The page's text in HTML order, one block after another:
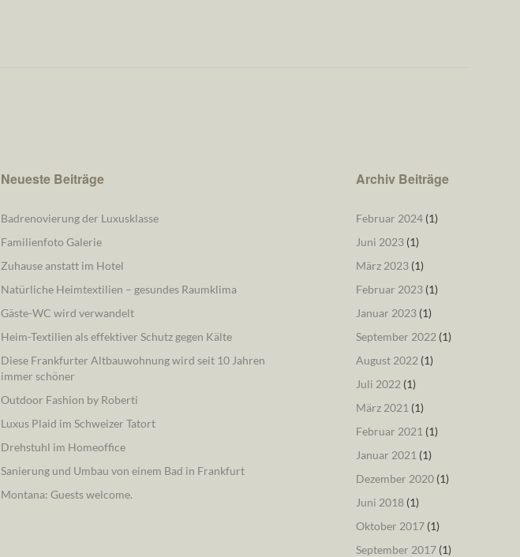
Neueste Beiträge
Badrenovierung der Luxusklasse
Familienfoto Galerie
Zuhause anstatt im Hotel
Natürliche Heimtextilien – gesundes Raumklima
Gäste-WC wird verwandelt
Heim-Textilien als effektiver Schutz gegen Kälte
Diese Frankfurter Altbauwohnung wird seit 10 Jahren
immer schöner
Outdoor Fashion by Roberti
Luxus Plaid im Schweizer Tatort
Drehstuhl im Homeoffice
Sanierung und Umbau von einem Bad in Frankfurt
Montana: Guests welcome.
Archiv Beiträge
Februar 2024(1)
Juni 2023(1)
März 2023(1)
Februar 2023(1)
Januar 2023(1)
September 2022 (1)
August 2022 (1)
Juli 2022 (1)
März 2021 (1)
Februar 2021 (1)
Januar 2021 (1)
Dezember 2020(1)
Juni 2018(1)
Oktober 2017(1)
September 2017(1)